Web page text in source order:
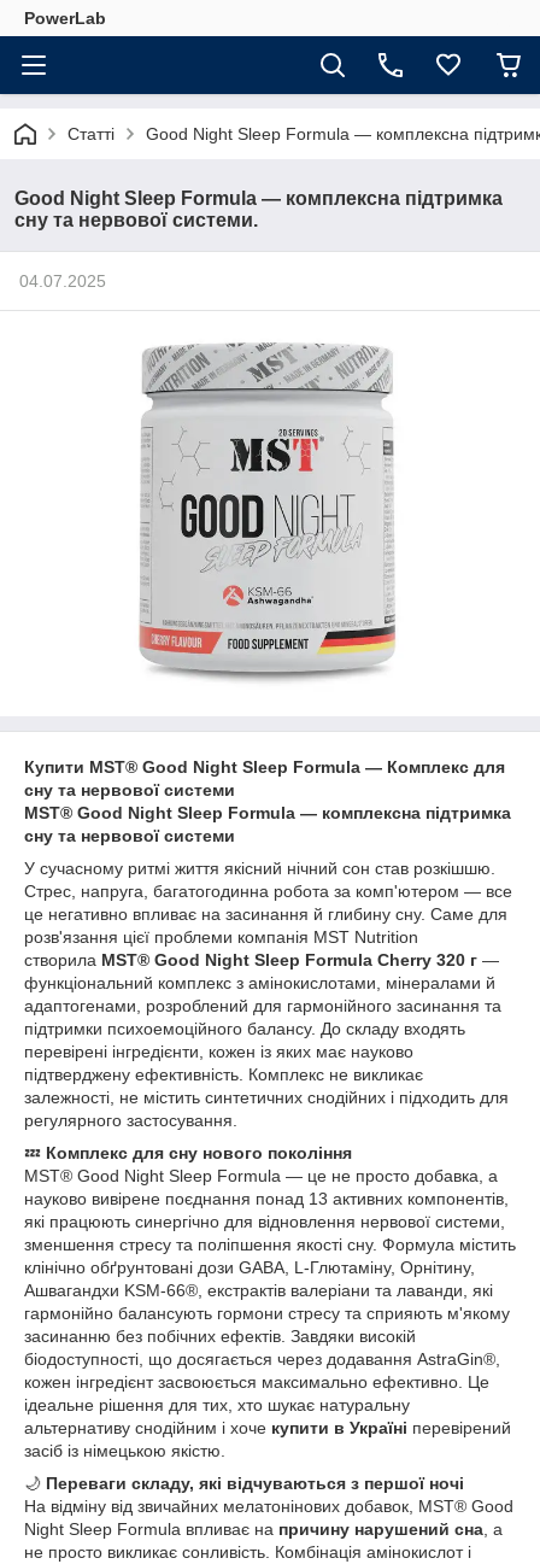
PowerLab
Статті Good Night Sleep Formula — комплексна
Good Night Sleep Formula — комплексна підтримка
сну та нервової системи.
04.07.2025
Купити MST® Good Night Sleep Formula — Комплекс для
сну та нервової системи
MST® Good Night Sleep Formula — комплексна підтримка
сну та нервової системи
У сучасному ритмі життя якісний нічний сон став розкішшю.
Стрес, напруга, багатогодинна робота за комп'ютером — все
це негативно впливає на засинання й глибину сну. Саме для
розв'язання цієї проблеми компанія MST Nutrition
створила MST® Good Night Sleep Formula Cherry 320 г —
функціональний комплекс з амінокислотами, мінералами й
адаптогенами, розроблений для гармонійного засинання та
підтримки психоемоційного балансу. До складу входять
перевірені інгредієнти, кожен із яких має науково
підтверджену ефективність. Комплекс не викликає
залежності, не містить синтетичних снодійних і підходить для
регулярного застосування.
💤 Комплекс для сну нового покоління
MST® Good Night Sleep Formula — це не просто добавка, а
науково вивірене поєднання понад 13 активних компонентів,
які працюють синергічно для відновлення нервової системи,
зменшення стресу та поліпшення якості сну. Формула містить
клінічно обґрунтовані дози GABA, L-Глютаміну, Орнітину,
Ашвагандхи KSM-66®, екстрактів валеріани та лаванди, які
гармонійно балансують гормони стресу та сприяють м'якому
засинанню без побічних ефектів. Завдяки високій
біодоступності, що досягається через додавання AstraGin®,
кожен інгредієнт засвоюється максимально ефективно. Це
ідеальне рішення для тих, хто шукає натуральну
альтернативу снодійним і хоче купити в Україні перевірений
засіб із німецькою якістю.
🌙 Переваги складу, які відчуваються з першої ночі
На відміну від звичайних мелатонінових добавок, MST® Good
Night Sleep Formula впливає на причину нарушений сна , а
не просто викликає сонливість. Комбінація амінокислот і